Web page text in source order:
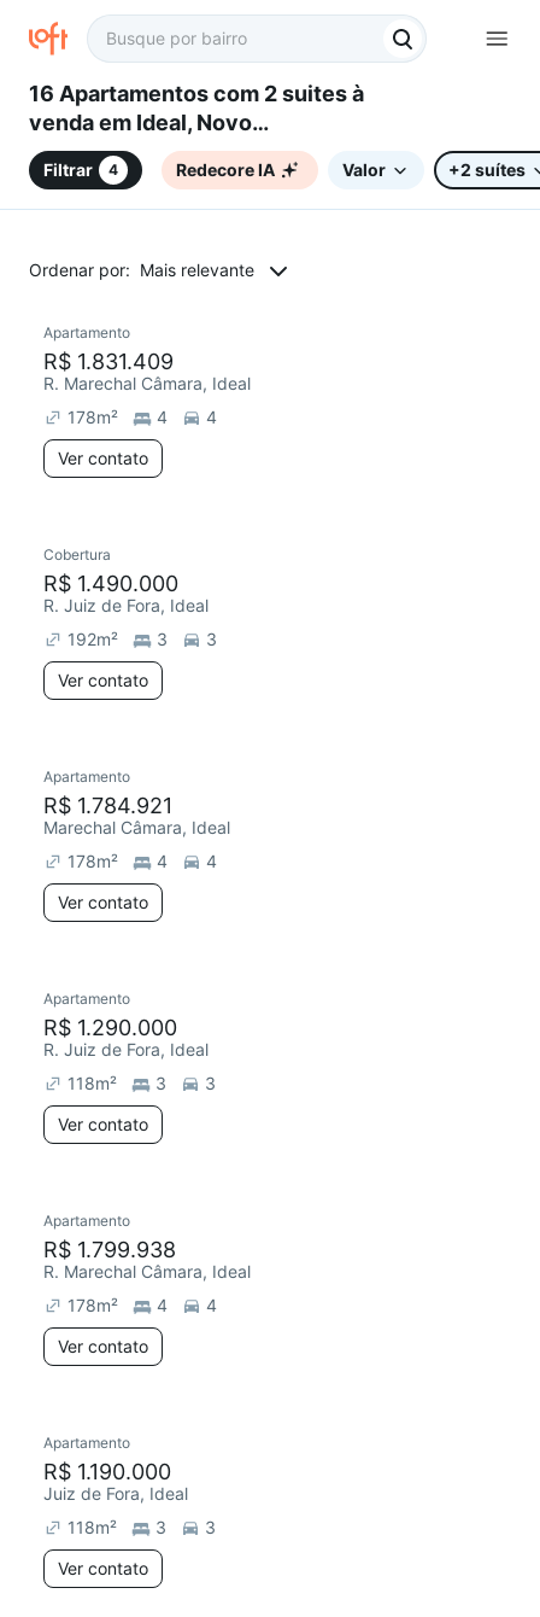
16 Apartamentos com 2 suites à
venda em Ideal, Novo
Hamburgo, RS
Filtrar 4 Redecore IA Valor +2 suítes
Ordenar por: Mais relevante
Apartamento
R$ 1.831.409
R. Marechal Câmara, Ideal
178m² 4
4
Ver contato
Cobertura
R$ 1.490.000
R. Juiz de Fora, Ideal
192m² 3
3
Ver contato
Redecorar
Apartamento
R$ 1.784.921
Marechal Câmara, Ideal
178m² 4
4
Ver contato
Redecorar
Apartamento
R$ 1.290.000
R. Juiz de Fora, Ideal
118m² 3
3
Ver contato
Redecorar
Apartamento
R$ 1.799.938
R. Marechal Câmara, Ideal
178m² 4
4
Ver contato
Chegou este mês
Apartamento
R$ 1.190.000
Juiz de Fora, Ideal
118m² 3
3
Ver contato